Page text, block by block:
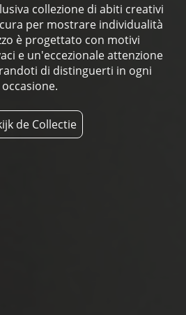
collezione di abiti creativi
per mostrare individualità
è progettato con motivi
e un'eccezionale attenzione
di distinguerti in ogni
occasione.
de Collectie